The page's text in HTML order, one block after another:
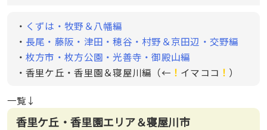
・ くずは・牧野＆八幡編
・ 長尾・藤阪・津田・穂谷・村野＆京田辺・交野編
・ 枚方市・枚方公園・光善寺・御殿山編
・香里ケ丘・香里園＆寝屋川編（← ！ イマココ ！ ）
一覧↓
香里ケ丘・香里園エリア＆寝屋川市